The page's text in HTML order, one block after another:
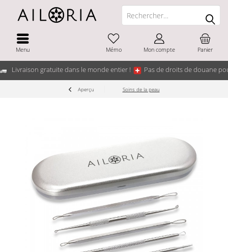
Livraison gratuite dans le monde entier ! Pas de droits de douane
Menu Panier
Mémo Mon compte
Aperçu Soins de la peau